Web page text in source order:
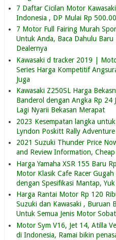
7 Daftar Cicilan Motor
Indonesia , DP Mulai Rp
7 Motor Full Fairing Murah
Untuk Anda, Baca Dahulu Baru
Dealernya
Kawasaki d tracker 2019 |
Series Harga Kompetitif
Juga
Kawasaki Z250SL Harga
Banderol dengan Angka Rp 24
Lagi Nyarii Bekasan Merapat
2023 Kesempatan langka
Lyndon Poskitt Rally Adventure
2021 Suzuki Thunder Price
and Review Information,
Harga Yamaha XSR 155 Baru
Motor Klasik Cafe Racer Gugah
dengan Spesifikasi Mantap,
Harga Rantai Motor Rp 120
Suzuki dan Kawasaki , Buruan
Untuk Semua Jenis Motor Sobat
Motor Sym V16, Jet 14, Atilla
di Indonesia, Ramai bikin